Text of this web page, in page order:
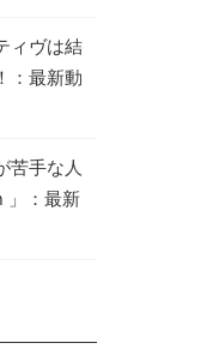
ィヴは結
：最新動
苦手な人
：最新